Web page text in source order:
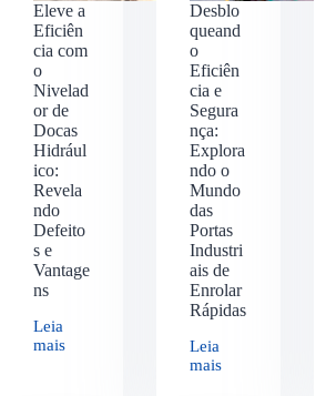
Eleve a
Eficiên
cia com
o
Nivelad
or de
Docas
Hidrául
ico:
Revela
ndo
Defeito
s e
Vantage
ns
Leia
mais
Desblo
queand
o
Eficiên
cia e
Segura
nça:
Explora
ndo o
Mundo
das
Portas
Industri
ais de
Enrolar
Rápidas
Leia
mais